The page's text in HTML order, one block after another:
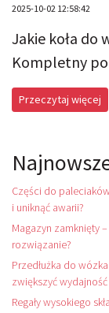
2025-10-02 12:58:42
Jakie koła do
Kompletny
Przeczytaj więcej
Części do
i uniknąć awarii?
Magazyn zamknięty
rozwiązanie?
Przedłużka do
zwiększyć
Regały wysokiego